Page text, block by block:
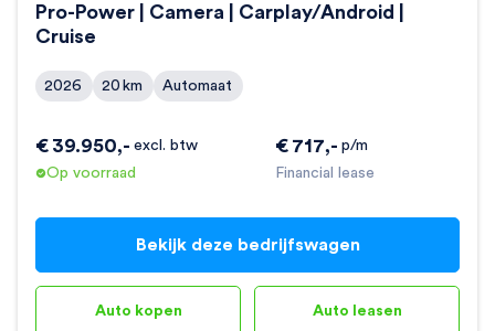
Pro-Power | Camera | Carplay/Android |
Cruise
2026 20 km Automaat
€ 717,- p/m
Financial lease
€ 39.950,- excl. btw
Op voorraad
Bekijk deze bedrijfswagen
Auto kopen Auto leasen